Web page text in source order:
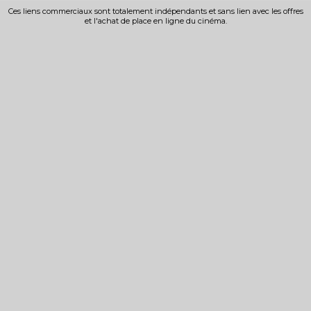
Ces liens commerciaux sont totalement indépendants et sans lien avec les offres
et l'achat de place en ligne du cinéma.